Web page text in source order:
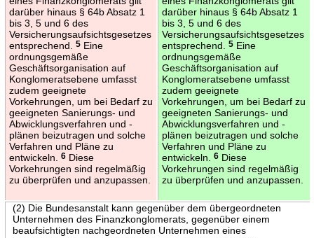
darüber hinaus § 64b Absatz 1
bis 3, 5 und 6 des
Versicherungsaufsichtsgesetzes
entsprechend.
5Eine
ordnungsgemäße
Geschäftsorganisation auf
Konglomeratsebene umfasst
zudem geeignete
Vorkehrungen, um bei Bedarf zu
geeigneten Sanierungs- und
Abwicklungsverfahren und -
plänen beizutragen und solche
Verfahren und Pläne zu
entwickeln.
6Diese
Vorkehrungen sind regelmäßig
zu überprüfen und anzupassen.
darüber hinaus § 64b Absatz 1
bis 3, 5 und 6 des
Versicherungsaufsichtsgesetzes
entsprechend.
5Eine
ordnungsgemäße
Geschäftsorganisation auf
Konglomeratsebene umfasst
zudem geeignete
Vorkehrungen, um bei Bedarf zu
geeigneten Sanierungs- und
Abwicklungsverfahren und -
plänen beizutragen und solche
Verfahren und Pläne zu
entwickeln.
6Diese
Vorkehrungen sind regelmäßig
zu überprüfen und anzupassen.
(2) Die Bundesanstalt kann gegenüber dem übergeordneten
Unternehmen des Finanzkonglomerats, gegenüber einem
beaufsichtigten nachgeordneten Unternehmen eines